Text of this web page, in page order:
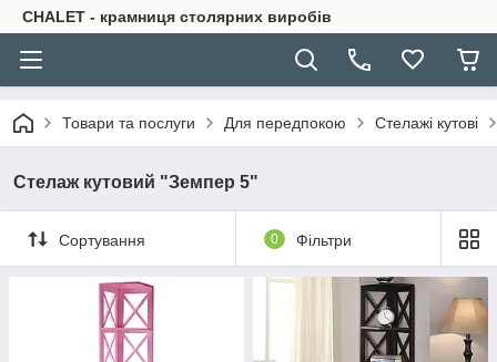
CHALET - крамниця столярних виробів
Товари та послуги Для передпокою Стелажі кутові
Стелаж кутовий "Земпер 5"
Сортування 0 Фільтри